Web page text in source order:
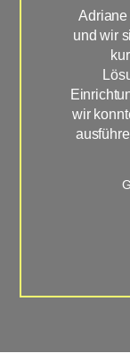
Adriane
und wir
wir
Beitrags